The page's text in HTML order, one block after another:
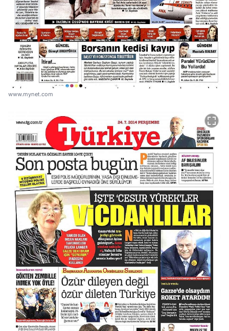
www.mynet.com